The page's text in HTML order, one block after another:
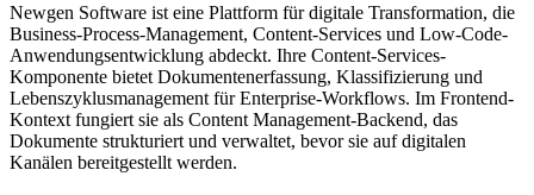
Newgen Software ist eine Plattform für digitale Transformation, die
Business-Process-Management, Content-Services und Low-Code-
Anwendungsentwicklung abdeckt. Ihre Content-Services-
Komponente bietet Dokumentenerfassung, Klassifizierung und
Lebenszyklusmanagement für Enterprise-Workflows. Im Frontend-
Kontext fungiert sie als Content Management-Backend, das
Dokumente strukturiert und verwaltet, bevor sie auf digitalen
Kanälen bereitgestellt werden.